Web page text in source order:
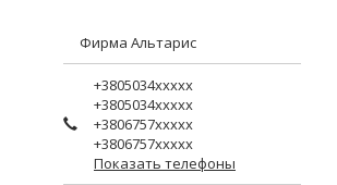
Фирма Альтарис
+3805034xxxxx
+3805034xxxxx
+3806757xxxxx
+3806757xxxxx
Показать телефоны